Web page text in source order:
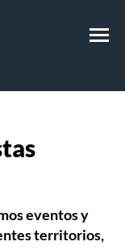
eventos y
territorios,